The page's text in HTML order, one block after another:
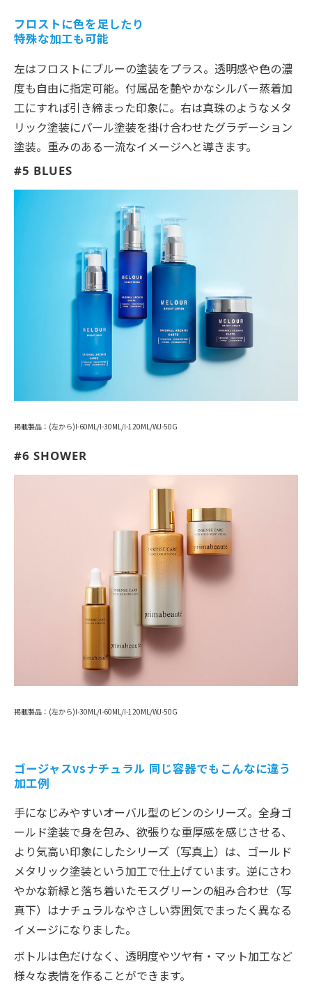
フロストに色を足したり
特殊な加工も可能
左はフロストにブルーの塗装をプラス。透明感や色の濃
度も自由に指定可能。付属品を艶やかなシルバー蒸着加
工にすれば引き締まった印象に。右は真珠のようなメタ
リック塗装にパール塗装を掛け合わせたグラデーション
塗装。重みのある一流なイメージへと導きます。
#5 BLUES
掲載製品：(左から)I-60ML/I-30ML/I-120ML/WJ-50G
#6 SHOWER
掲載製品：(左から)I-30ML/I-60ML/I-120ML/WJ-50G
ゴージャスvsナチュラル 同じ容器でもこんなに違う
加工例
手になじみやすいオーバル型のビンのシリーズ。全身ゴ
ールド塗装で身を包み、欲張りな重厚感を感じさせる、
より気高い印象にしたシリーズ（写真上）は、ゴールド
メタリック塗装という加工で仕上げています。逆にさわ
やかな新緑と落ち着いたモスグリーンの組み合わせ（写
真下）はナチュラルなやさしい雰囲気でまったく異なる
イメージになりました。
ボトルは色だけなく、透明度やツヤ有・マット加工など
様々な表情を作ることができます。